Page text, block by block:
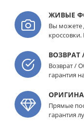
ЖИВЫЕ
Вы можете
ВОЗВРАТ
Возврат /
гарантия
Прямые
гарантия